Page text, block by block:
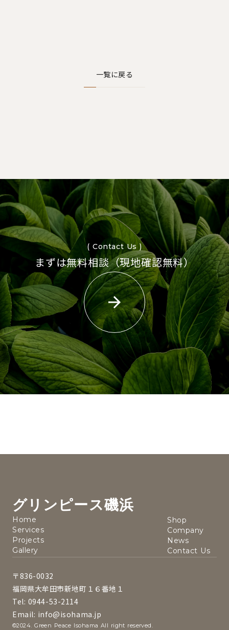
一覧に戻る
( Contact Us )
まずは無料相談（現地確認無料）
arrow_forward
グリンピース磯浜
Home
Services
Projects
Gallery
Shop
Company
News
Contact Us
〒836-0032
福岡県大牟田市新地町１６番地１
Tel: 0944-53-2114
Email: info@isohama.jp
©2024. Green Peace Isohama All right reserved.